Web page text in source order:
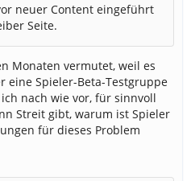
neuer Content eingeführt
Seite.
Monaten vermutet, weil es
eine Spieler-Beta-Testgruppe
nach wie vor, für sinnvoll
Streit gibt, warum ist Spieler
für dieses Problem